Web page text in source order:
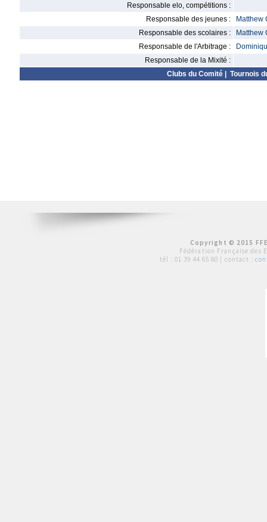
Responsable elo, compétitions :
Responsable des jeunes :
Matthew
Responsable des scolaires :
Matthew
Responsable de l'Arbitrage :
Responsable de la Mixité :
Clubs du Comité| Tournois
Copyright © 2015
Fédération Française des
tél : 01 39 44 65 80 | contact :